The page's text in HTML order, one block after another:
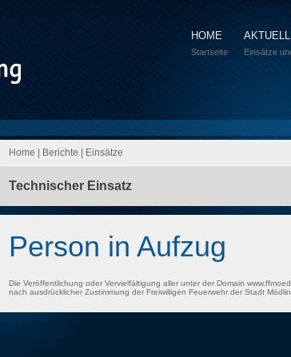
HOME
Startseite Einsätze
Home Berichte Einsätze
Technischer Einsatz
Person in Aufzug
Die Veröffentlichung oder Vervielfältigung aller unter der Domain
nach ausdrücklicher Zustimmung der Freiwilligen Feuerwehr der Stadt